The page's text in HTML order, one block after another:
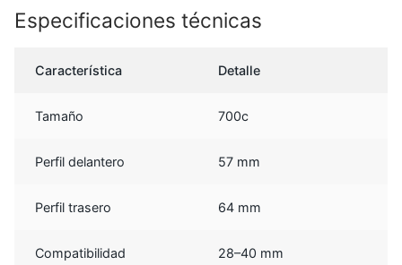
Especificaciones técnicas
Característica Detalle
Tamaño 700c
Perfil delantero 57 mm
Perfil trasero 64 mm
Compatibilidad
28–40 mm